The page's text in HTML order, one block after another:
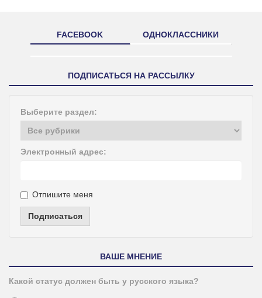
FACEBOOK ОДНОКЛАССНИКИ
ПОДПИСАТЬСЯ НА РАССЫЛКУ
Выберите раздел:
Электронный адрес:
Отпишите меня
Подписаться
ВАШЕ МНЕНИЕ
Какой статус должен быть у русского языка?